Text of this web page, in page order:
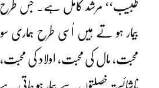
طبیب‘‘ مرشد کامل ہے۔ جس طرح
بیمار ہو تے ہیں اُسی طرح ہماری
محبت، مال کی محبت، اولاد کی محبت،
ناشائستہ خصلتوں سے بیمار ہو جاتی